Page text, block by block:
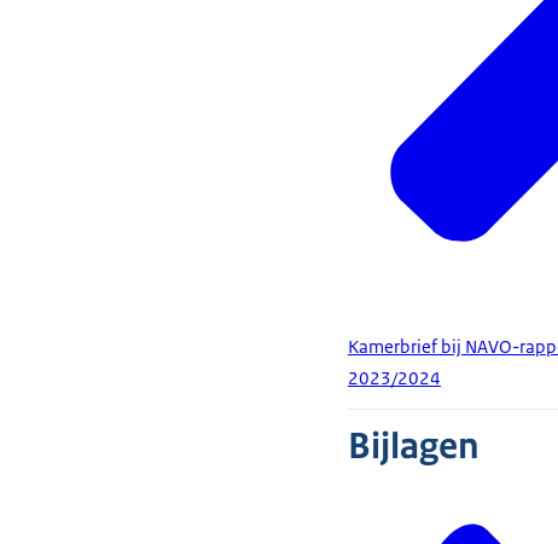
Kamerbrief bij NAVO-
2023/2024
Bijlagen